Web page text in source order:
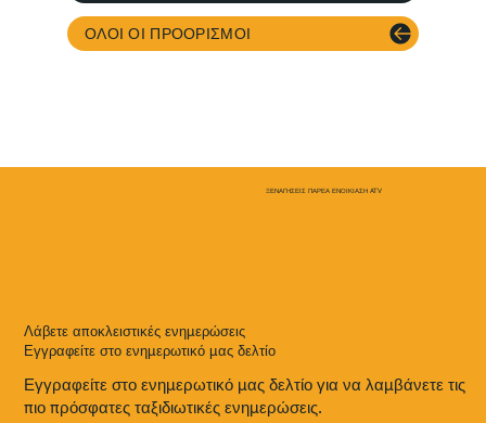
ΌΛΟΙ ΟΙ ΠΡΟΟΡΙΣΜΟΊ
ΞΕΝΑΓΗΣΕΙΣ ΠΑΡΕΑ ΕΝΟΙΚΙΑΣΗ ATV
Λάβετε αποκλειστικές ενημερώσεις
Εγγραφείτε στο ενημερωτικό μας δελτίο
Εγγραφείτε στο ενημερωτικό μας δελτίο για να λαμβάνετε τις
πιο πρόσφατες ταξιδιωτικές ενημερώσεις.